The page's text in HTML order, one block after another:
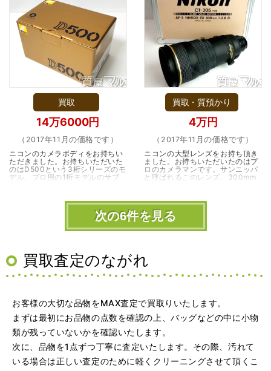
買取
14万6000円
（2017年11月の価格です）
ニコンのカメラボディをお持ちい
ただきました。お持ちいただいた
のはD500という3桁シリーズのモ
デル、プロ用の1桁モデルのサブ
ォーマットとい…（大阪市）
買取・質預かり
4万円
（2017年11月の価格です）
ニコンの大型レンズをお持ち頂き
ました。お持ちいただいたのはプ
ロのカメラマンです。サンニッパ
と呼ばれるこのレンズ、300mm
るレンズです。2…（大阪・豊中
市）
次の6件を見る
買取査定のながれ
お客様の大切な品物をMAX査定で買取りいたします。
まずは最初にお品物の点数を確認の上、バッグなどの中に小物
類が残っていないかを確認いたします。
次に、品物を1点ずつ丁寧に査定いたします。その際、汚れて
いる場合は正しい査定のために軽くクリーニングさせて頂くこ